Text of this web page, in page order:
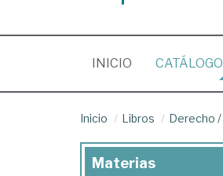
INICIO (CURRENT)
CATÁLOGO
Inicio Libros Derecho /
Materias